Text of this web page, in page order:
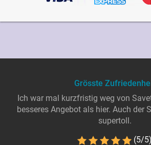
Grösste
Ich war mal kurzfristig weg von
besseres Angebot als hier. Auch der
supertoll.
(5/5)